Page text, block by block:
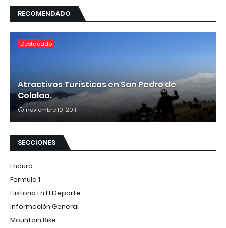
RECOMENDADO
Destacado
Atractivos Turísticos en San Pedro de
Colalao.
noviembre 10, 2011
SECCIONES
Enduro
Formula 1
Historia En El Deporte
Información General
Mountain Bike